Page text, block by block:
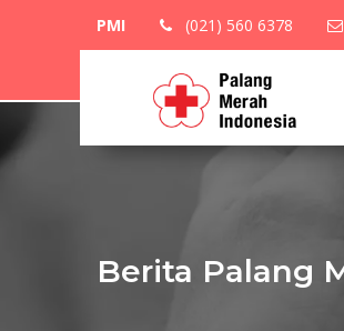
PMI (021) 560 6378
Berita Palang